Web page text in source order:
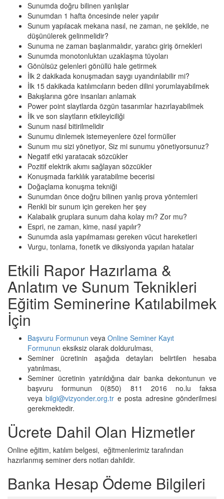
Sunumda doğru bilinen yanlışlar
Sunumdan 1 hafta öncesinde neler yapılır
Sunum yapılacak mekana nasıl, ne zaman, ne şekilde, ne
düşünülerek gelinmelidir?
Sunuma ne zaman başlanmalıdır, yaratıcı giriş örnekleri
Sunumda monotonluktan uzaklaşma tüyoları
Gönülsüz gelenleri gönüllü hale getirmek
İlk 2 dakikada konuşmadan saygı uyandırılabilir mi?
İlk 15 dakikada katılımcıların beden dilini yorumlayabilmek
Bakışlarına göre insanları anlamak
Power point slaytlarda özgün tasarımlar hazırlayabilmek
İlk ve son slaytların etkileyiciliği
Sunum nasıl bitirilmelidir
Sunumu dinlemek istemeyenlere özel formüller
Sunum mu sizi yönetiyor, Siz mi sunumu yönetiyorsunuz?
Negatif etki yaratacak sözcükler
Pozitif elektrik akımı sağlayan sözcükler
Konuşmada farklılık yaratabilme becerisi
Doğaçlama konuşma tekniği
Sunumdan önce doğru bilinen yanlış prova yöntemleri
Renkli bir sunum için gereken her şey
Kalabalık gruplara sunum daha kolay mı? Zor mu?
Espri, ne zaman, kime, nasıl yapılır?
Sunumda asla yapılmaması gereken vücut hareketleri
Vurgu, tonlama, fonetik ve diksiyonda yapılan hatalar
Etkili Rapor Hazırlama &
Anlatım ve Sunum Teknikleri
Eğitim Seminerine Katılabilmek
İçin
Başvuru Formunun veya Online Seminer Kayıt
Formunun eksiksiz olarak doldurulması,
Seminer ücretinin aşağıda detayları belirtilen hesaba
yatırılması,
Seminer ücretinin yatırıldığına dair banka dekontunun ve
başvuru formunun 0(850) 811 2016 no.lu faksa
veyabilgi@vizyonder.org.tr e posta adresine gönderilmesi
gerekmektedir.
Ücrete Dahil Olan Hizmetler
Online eğitim, katılım belgesi, eğitmenlerimiz tarafından
hazırlanmış seminer ders notları dahildir.
Banka Hesap Ödeme Bilgileri